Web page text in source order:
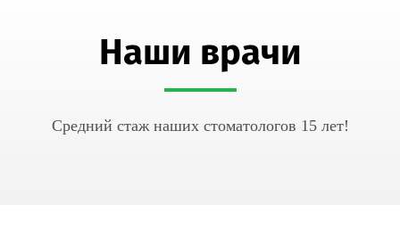
Наши врачи
Средний стаж наших стоматологов 15 лет!